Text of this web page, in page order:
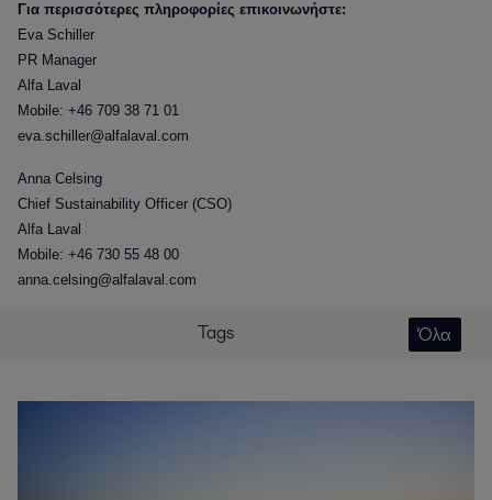
Για περισσότερες πληροφορίες επικοινωνήστε:
Eva Schiller
PR Manager
Alfa Laval
Mobile: +46 709 38 71 01
eva.schiller@alfalaval.com
Anna Celsing
Chief Sustainability Officer (CSO)
Alfa Laval
Mobile: +46 730 55 48 00
anna.celsing@alfalaval.com
Tags Όλα